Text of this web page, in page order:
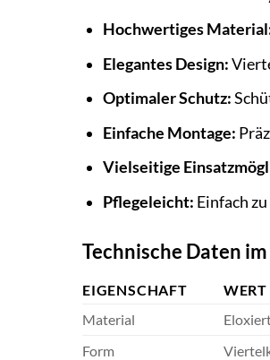
Hochwertiges
Elegantes Design:
Optimaler Schutz:
Einfache Montage:
Vielseitige
Pflegeleicht: Einfach
Technische Daten
EIGENSCHAFT
WERT
Material
Form